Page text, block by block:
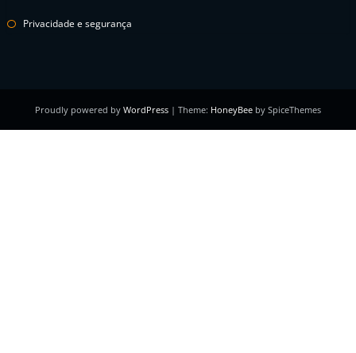
Privacidade e segurança
Proudly powered by WordPress | Theme: HoneyBee by SpiceThemes